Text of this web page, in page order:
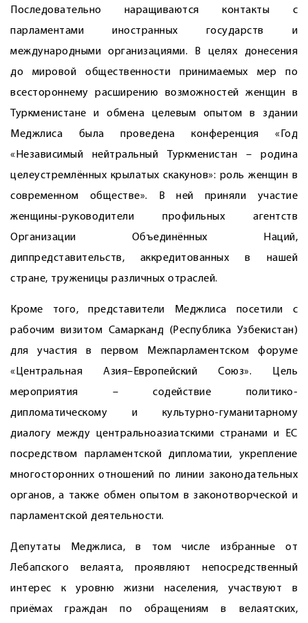
Последовательно наращиваются контакты с
парламентами иностранных государств и
международными организациями. В целях донесения
до мировой общественности принимаемых мер по
всестороннему расширению возможностей женщин в
Туркменистане и обмена целевым опытом в здании
Меджлиса была проведена конференция «Год
«Независимый нейтральный Туркменистан – родина
целеустремлённых крылатых скакунов»: роль женщин в
современном обществе». В ней приняли участие
женщины-руководители профильных агентств
Организации Объединённых Наций,
диппредставительств, аккредитованных в нашей
стране, труженицы различных отраслей.
Кроме того, представители Меджлиса посетили с
рабочим визитом Самарканд (Республика Узбекистан)
для участия в первом Межпарламентском форуме
«Цент­ральная Азия–Европейский Союз». Цель
мероприятия – содействие политико-
дипломатическому и культурно-гуманитарному
диалогу между центральноазиатскими странами и ЕС
посредством парламентской дипломатии, укрепление
многосторонних отношений по линии законодательных
органов, а также обмен опытом в законотворческой и
парламентской деятельности.
Депутаты Меджлиса, в том числе избранные от
Лебапского велаята, проявляют непосредственный
интерес к уровню жизни населения, участвуют в
приёмах граждан по обращениям в велаятских,